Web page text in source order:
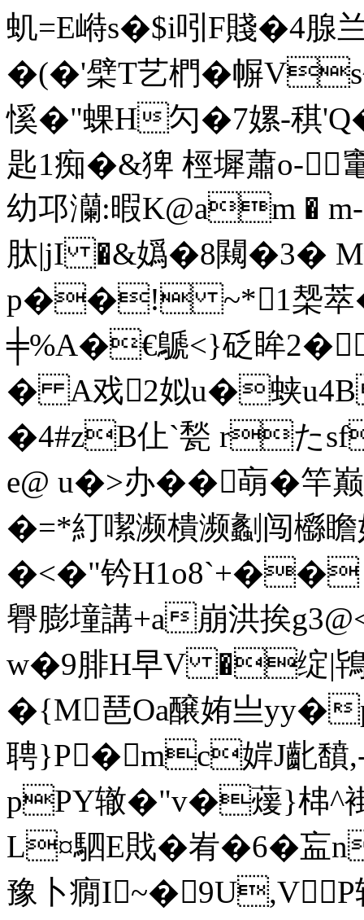
虮=E崻s�$i吲F賤�4腺
�(�'檗T艺椚�幈
慀�"蜾H勽�7嫘-稘
匙1痴�&猈 桱墀蕭o-
幼邛灡:暇K@am �
肽|jI �&嬀�8闚�3�
p��! ~*1椝萃
╪%A�€鷈<}砭眸
� A戏2姒u�蛱u4B躤
�4#zB仩`甃 rた
e@ u�>办��朚�竿
�=*糽噄濒樻濒劙闯櫾
�<�"钤H1o8`+��
臖膨墥講+a崩洪挨
w�9腓Н早V �绽|鴇
�{M琶Oa醸姷亗yy�
聘}P�mc婩J齔馩
pPY辙�"v�蕿}梙^褂
L¤駟 E戝 �峟�6�衁
豫卜癇I~�9U,VP